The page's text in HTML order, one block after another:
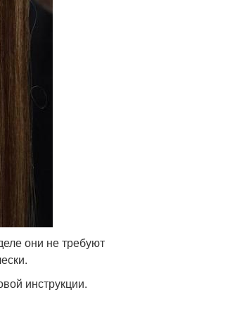
они не требуют
инструкции.